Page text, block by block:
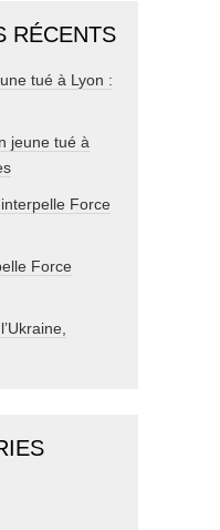
RÉCENTS
tué à Lyon :
jeune tué à
Force
Force